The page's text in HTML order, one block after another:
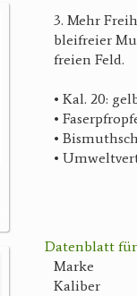
3. Mehr
bleifreier
freien Feld.
• Kal. 20:
•
•
•
Datenblatt
Marke
Kaliber